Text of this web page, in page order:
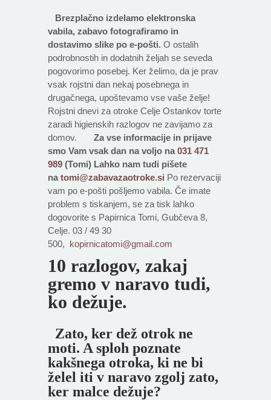
Brezplačno izdelamo elektronska
vabila, zabavo fotografiramo in
dostavimo slike po e-pošti. O ostalih
podrobnostih in dodatnih željah se seveda
pogovorimo posebej. Ker želimo, da je prav
vsak rojstni dan nekaj posebnega in
drugačnega, upoštevamo vse vaše želje!
Rojstni dnevi za otroke Celje Ostankov torte
zaradi higienskih razlogov ne zavijamo za
domov.
Za vse informacije in prijave
smo Vam vsak dan na voljo na 031 471
989 (Tomi) Lahko nam tudi pišete
na tomi@zabavazaotroke.si Po rezervaciji
vam po e-pošti pošljemo vabila. Če imate
problem s tiskanjem, se za tisk lahko
dogovorite s Papirnica Tomi, Gubčeva 8,
Celje. 03 / 49 30
500, kopirnicatomi@gmail.com
10 razlogov, zakaj
gremo v naravo tudi,
ko dežuje.
Zato, ker dež otrok ne
moti. A sploh poznate
kakšnega otroka, ki ne bi
želel iti v naravo zgolj zato,
ker malce dežuje?